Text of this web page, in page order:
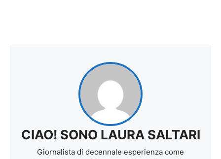
CIAO! SONO LAURA SALTARI
Giornalista di decennale esperienza come